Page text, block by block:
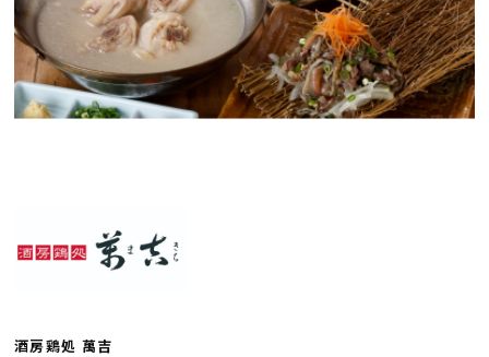
酒房鶏処 萬吉